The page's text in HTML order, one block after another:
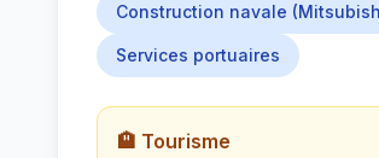
Construction navale
Services portuaires
🏨 Tourisme